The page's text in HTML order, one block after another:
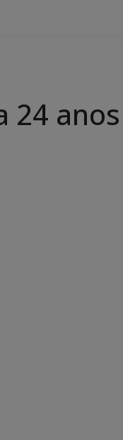
24